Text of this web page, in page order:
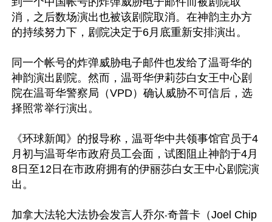
消，之后数场演出也被该剧院取消。在神韵主办方
的持续努力下，剧院决定于6月底重新安排演出。
同一个帐号的炸弹威胁电子邮件也发给了温哥华的
神韵演出剧院。然而，温哥华伊莉莎白女王中心剧
院在温哥华警察局（VPD）确认威胁不可信后，选
择照常举行演出。
《环球新闻》的报导称，温哥华中共领事馆官员于4
月初与温哥华市政府员工会面，试图阻止神韵于4月
8日至12日在市政府拥有的伊丽莎白女王中心剧院演
出。
加拿大法轮大法协会发言人乔尔‧奇普卡（Joel Chip